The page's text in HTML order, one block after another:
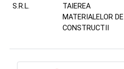
S.R.L.
TAIEREA
MATERIALELOR DE
CONSTRUCTII